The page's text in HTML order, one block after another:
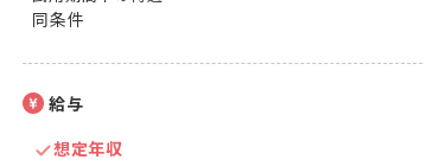
同条件
給与
想定年収